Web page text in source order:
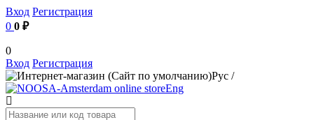
Вход Регистрация
0 0 ₽
0
Вход Регистрация
Рус /
Eng